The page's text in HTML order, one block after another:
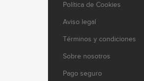
Política de Cookies
Aviso legal
Términos y condiciones
Sobre nosotros
Pago seguro